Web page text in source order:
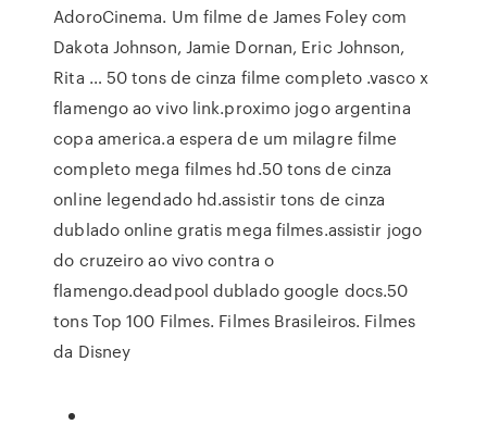
AdoroCinema. Um filme de James Foley com
Dakota Johnson, Jamie Dornan, Eric Johnson,
Rita … 50 tons de cinza filme completo .vasco x
flamengo ao vivo link.proximo jogo argentina
copa america.a espera de um milagre filme
completo mega filmes hd.50 tons de cinza
online legendado hd.assistir tons de cinza
dublado online gratis mega filmes.assistir jogo
do cruzeiro ao vivo contra o
flamengo.deadpool dublado google docs.50
tons Top 100 Filmes. Filmes Brasileiros. Filmes
da Disney